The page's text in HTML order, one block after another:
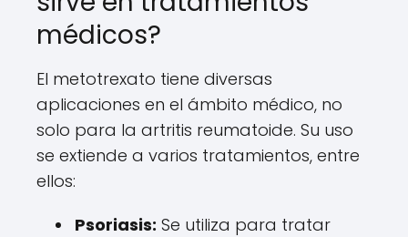
médicos?
El metotrexato tiene diversas
aplicaciones en el ámbito médico, no
solo para la artritis reumatoide. Su uso
se extiende a varios tratamientos, entre
ellos:
Psoriasis: Se utiliza para tratar